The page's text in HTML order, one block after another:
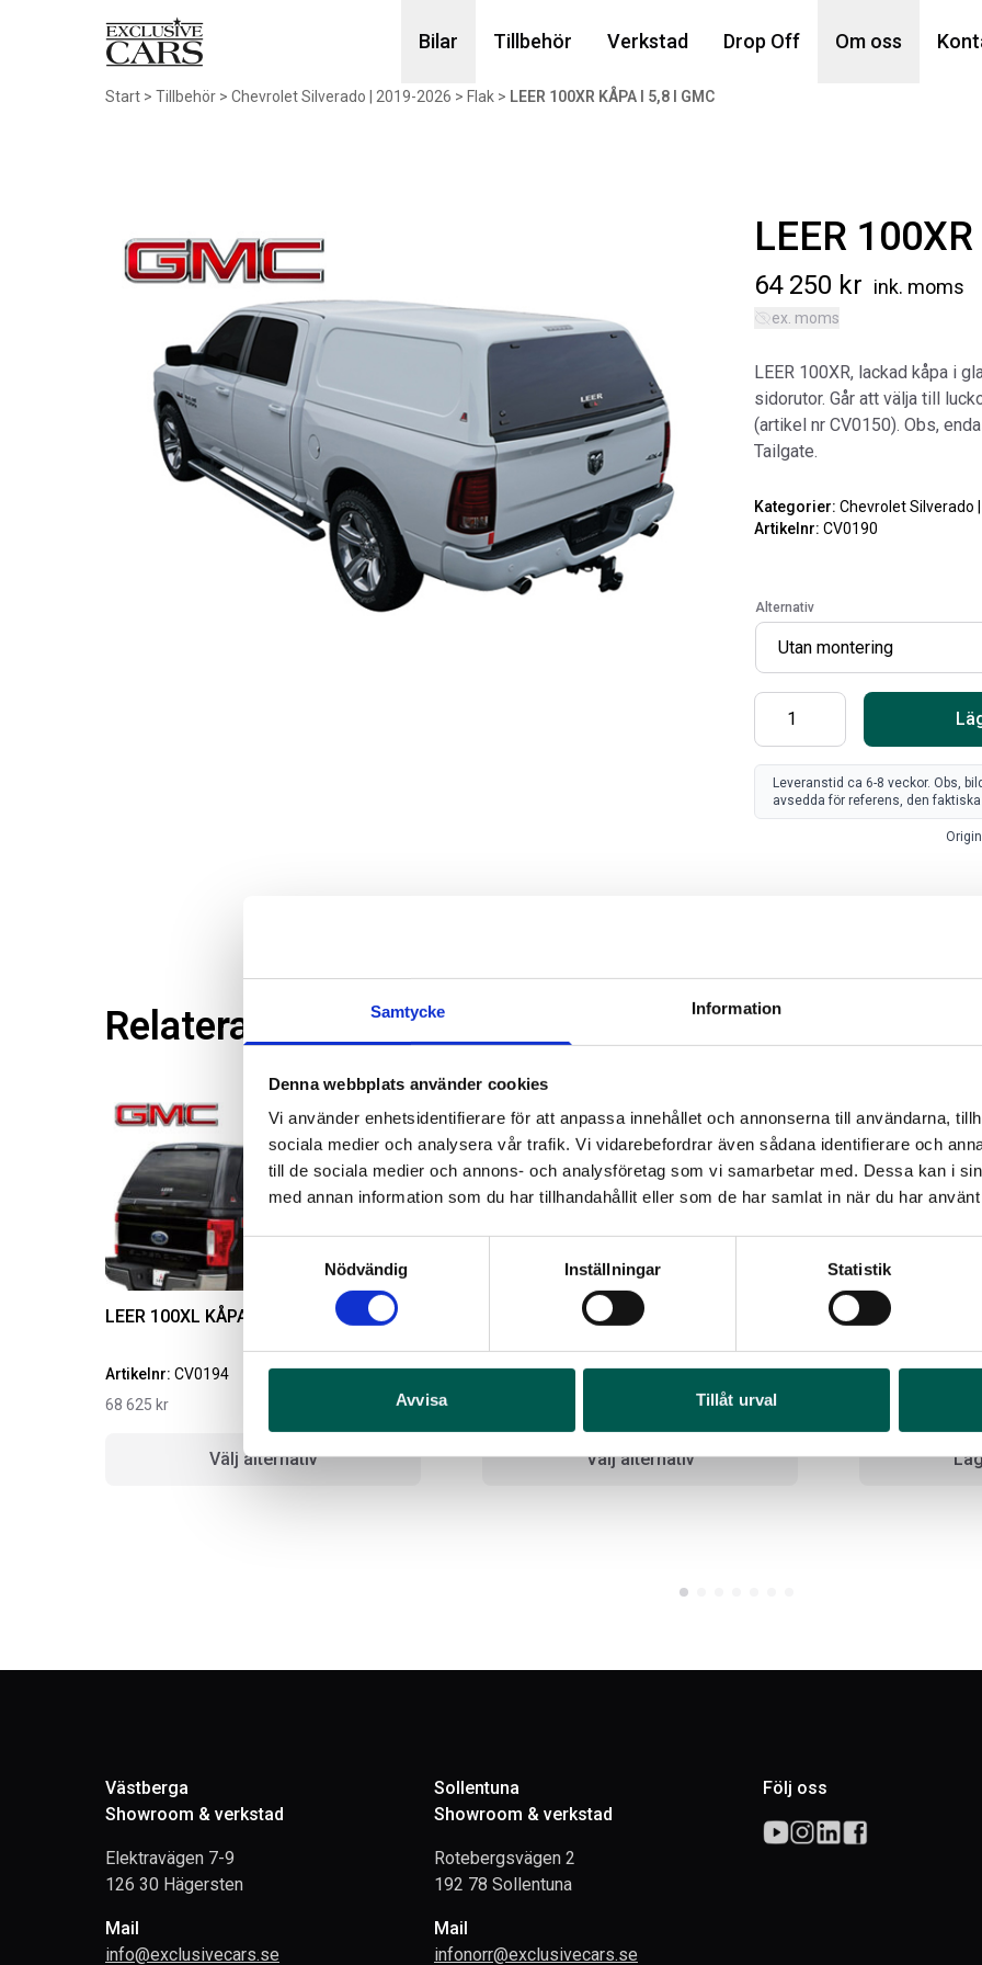
Samtycke Information
Denna webbplats använder cookies
Vi använder enhetsidentifierare för att anpassa innehållet och annonserna till användarna,
sociala medier och analysera vår trafik. Vi vidarebefordrar även sådana identifierare och
till de sociala medier och annons- och analysföretag som vi samarbetar med. Dessa kan i
med annan information som du har tillhandahållit eller som de har samlat in när du har
Nödvändig
Inställningar Statistik
Avvisa Tillåt urval
Bilar Tillbehör Verkstad Drop Off Om oss Din
Start > Tillbehör > Chevrolet Silverado | 2019-2026 > Flak > LEER 100XR KÅPA I 5,8 I GMC
LEER
64 250 kr ink. moms
ex. moms
LEER 100XR, lackad kåpa i
sidorutor. Går att välja till
(artikel nr CV0150). Obs,
Tailgate.
Kategorier: Chevrolet Silverado
Artikelnr: CV0190
Alternativ
Leveranstid ca 6-8 veckor. Obs,
avsedda för referens, den
Relaterade produkter
LEER 100XL KÅPA I 5,8 I GMC
Artikelnr: CV0194
68 625 kr
Välj alternativ
LEER 100XL KÅPA I 5,8 I GMC I MULTI-
Artikelnr:CV0196
Välj alternativ
100XR I
Artikelnr:CV0152
Västberga
Showroom & verkstad
Elektravägen 7-9
126 30 Hägersten
Mail
info@exclusivecars.se
Sollentuna
Showroom & verkstad
Rotebergsvägen 2
192 78 Sollentuna
Mail
infonorr@exclusivecars.se
Följ oss